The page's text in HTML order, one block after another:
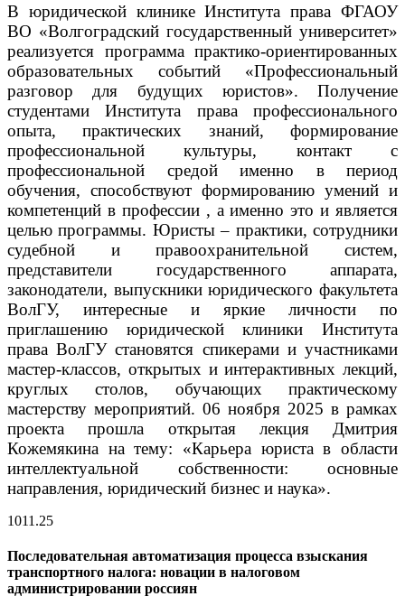
В юридической клинике Института права ФГАОУ
ВО «Волгоградский государственный университет»
реализуется программа практико-ориентированных
образовательных событий «Профессиональный
разговор для будущих юристов». Получение
студентами Института права профессионального
опыта, практических знаний, формирование
профессиональной культуры, контакт с
профессиональной средой именно в период
обучения, способствуют формированию умений и
компетенций в профессии , а именно это и является
целью программы. Юристы – практики, сотрудники
судебной и правоохранительной систем,
представители государственного аппарата,
законодатели, выпускники юридического факультета
ВолГУ, интересные и яркие личности по
приглашению юридической клиники Института
права ВолГУ становятся спикерами и участниками
мастер-классов, открытых и интерактивных лекций,
круглых столов, обучающих практическому
мастерству мероприятий. 06 ноября 2025 в рамках
проекта прошла открытая лекция Дмитрия
Кожемякина на тему: «Карьера юриста в области
интеллектуальной собственности: основные
направления, юридический бизнес и наука».
1011.25
Последовательная автоматизация процесса взыскания
транспортного налога: новации в налоговом
администрировании россиян